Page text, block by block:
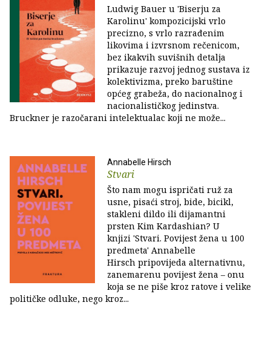
Ludwig Bauer u 'Biserju za
Karolinu' kompozicijski vrlo
precizno, s vrlo razrađenim
likovima i izvrsnom rečenicom,
bez ikakvih suvišnih detalja
prikazuje razvoj jednog sustava iz
kolektivizma, preko baruštine
općeg grabeža, do nacionalnog i
nacionalističkog jedinstva.
Bruckner je razočarani intelektualac koji ne može...
Annabelle Hirsch
Stvari
Što nam mogu ispričati ruž za
usne, pisaći stroj, bide, bicikl,
stakleni dildo ili dijamantni
prsten Kim Kardashian? U
knjizi 'Stvari. Povijest žena u 100
predmeta' Annabelle
Hirsch pripovijeda alternativnu,
zanemarenu povijest žena – onu
koja se ne piše kroz ratove i velike
političke odluke, nego kroz...